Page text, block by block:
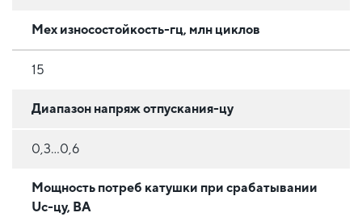
Мех износостойкость-гц, млн циклов
15
Диапазон напряж отпускания-цу
0,3...0,6
Мощность потреб катушки при срабатывании
Uc-цу, ВА